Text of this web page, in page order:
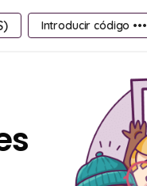
Introducir código •••